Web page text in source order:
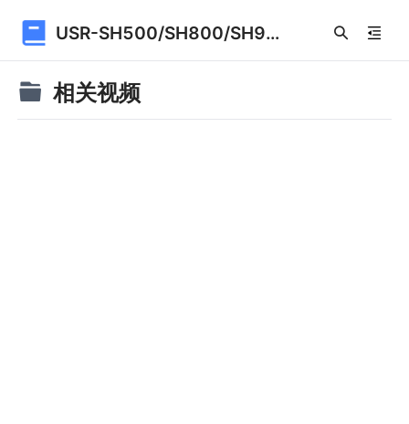
USR-SH500/SH800/SH900
相关视频